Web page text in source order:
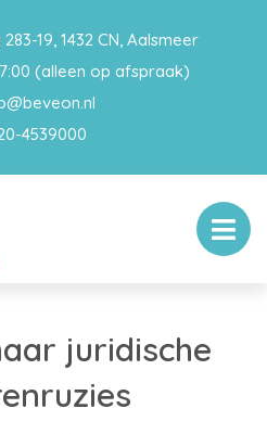
19, 1432 CN, Aalsmeer
(alleen op afspraak)
4539000
juridische